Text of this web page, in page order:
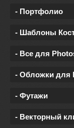
- Портфолио
- Шаблоны
- Все для
- Обложки для
- Футажи
- Векторный